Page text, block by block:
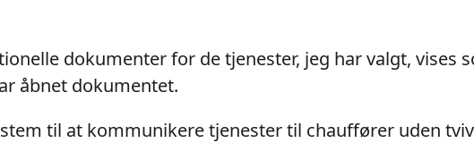
dokumenter for de tjenester, jeg har valgt, vises
åbnet dokumentet.
til at kommunikere tjenester til chauffører uden